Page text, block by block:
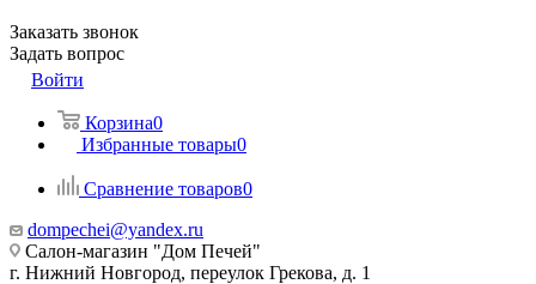
Заказать звонок
Задать вопрос
Войти
Корзина0
Избранные товары0
Сравнение товаров0
dompechei@yandex.ru
Салон-магазин "Дом Печей"
г. Нижний Новгород, переулок Грекова, д. 1